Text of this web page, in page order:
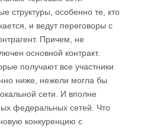
структуры, особенно те, кто
и ведут переговоры с
Причем, не
основной контракт.
получают все участники
ниже, нежели могла бы
сети. И вполне
федеральных сетей. Что
конкуренцию с